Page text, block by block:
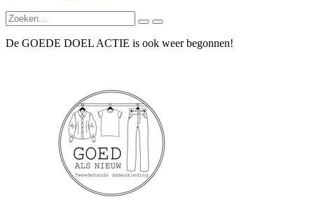
De GOEDE DOEL ACTIE is ook weer begonnen!